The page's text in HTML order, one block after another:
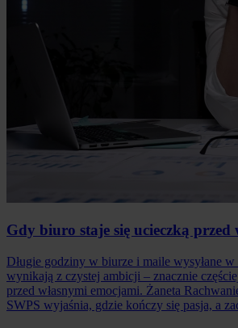
Gdy biuro staje się ucieczką przed
Długie godziny w biurze i maile wysyłane
wynikają z czystej ambicji – znacznie
przed własnymi emocjami. Żaneta
SWPS wyjaśnia, gdzie kończy się pasja, a